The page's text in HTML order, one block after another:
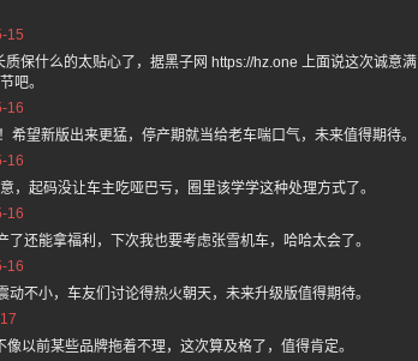
15
保什么的太贴心了，据黑子网 https://hz.one 上面说这次诚意满
吧。
16
望新版出来更猛，停产期就当给老车喘口气，未来值得期待。
16
起码没让车主吃哑巴亏，圈里该学学这种处理方式了。
16
还能拿福利，下次我也要考虑张雪机车，哈哈太会了。
16
不小，车友们讨论得热火朝天，未来升级版值得期待。
以前某些品牌拖着不理，这次算及格了，值得肯定。